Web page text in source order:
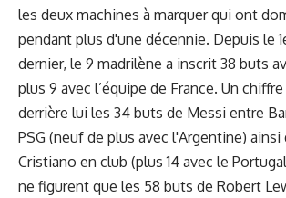
les deux machines à marquer qui ont
pendant plus d'une décennie. Depuis le
dernier, le 9 madrilène a inscrit 38 buts
plus 9 avec l’équipe de France. Un
derrière lui les 34 buts de Messi entre
PSG (neuf de plus avec l'Argentine) ainsi
Cristiano en club (plus 14 avec le
ne figurent que les 58 buts de Robert